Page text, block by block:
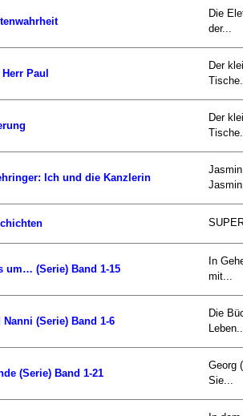
Die
der...
Paul
Der
Der
Ich und die Kanzlerin
um… (Serie) Band 1-15
In
mit...
(Serie) Band 1-6
Die
(Serie) Band 1-21
Georg
Sie...